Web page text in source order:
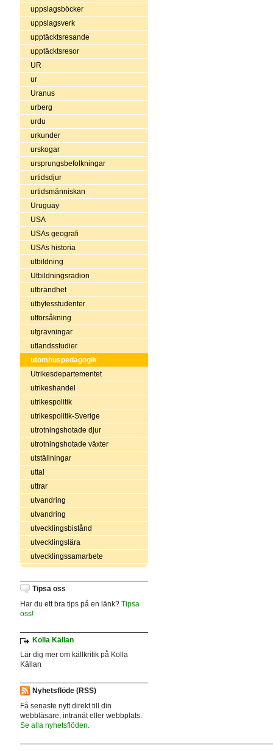
uppslagsböcker
uppslagsverk
upptäcktsresande
upptäcktsresor
UR
ur
Uranus
urberg
urdu
urkunder
urskogar
ursprungsbefolkningar
urtidsdjur
urtidsmänniskan
Uruguay
USA
USAs geografi
USAs historia
utbildning
Utbildningsradion
utbrändhet
utbytesstudenter
utförsåkning
utgrävningar
utlandsstudier
utomhuspedagogik
Utrikesdepartementet
utrikeshandel
utrikespolitik
utrikespolitik-Sverige
utrotningshotade djur
utrotningshotade växter
utställningar
uttal
uttrar
utvandring
utvandring
utvecklingsbistånd
utvecklingslära
utvecklingssamarbete
Tipsa oss
Har du ett bra tips på en länk? Tipsa
oss!
Kolla Källan
Lär dig mer om källkritik på Kolla
Källan
Nyhetsflöde (RSS)
Få senaste nytt direkt till din
webbläsare, intranät eller webbplats.
Se alla nyhetsflöden.